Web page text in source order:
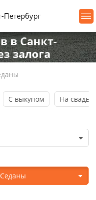
Петербург
в Санкт-
залога
С выкупом На
Седаны